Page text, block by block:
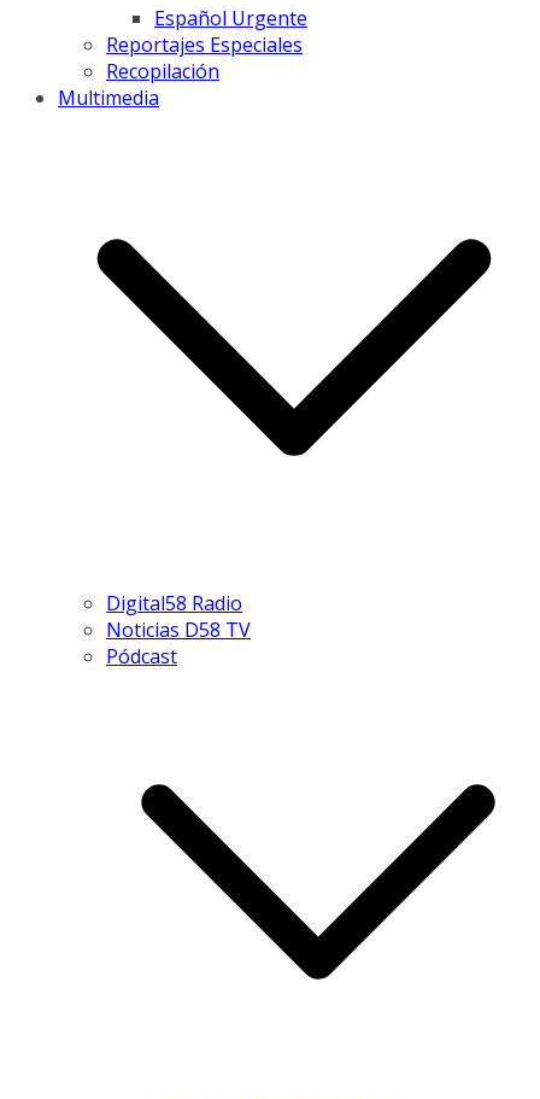
Español Urgente
Reportajes Especiales
Recopilación
Multimedia
Digital58 Radio
Noticias D58 TV
Pódcast